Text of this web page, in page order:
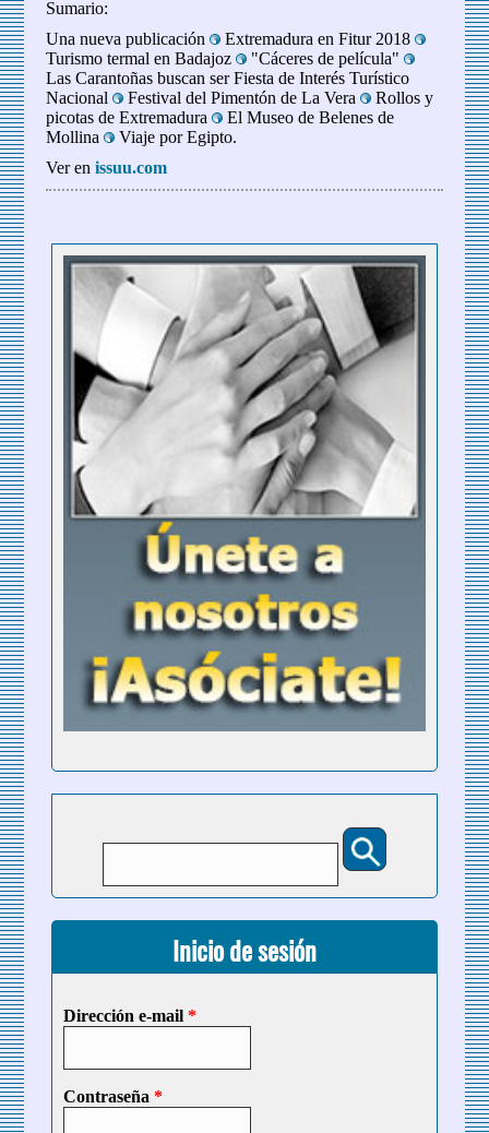
Sumario:
Una nueva publicación
Extremadura en Fitur 2018
Turismo termal en Badajoz
"Cáceres de película"
Las Carantoñas buscan ser Fiesta de Interés Turístico
Nacional
Festival del Pimentón de La Vera
Rollos y
picotas de Extremadura
El Museo de Belenes de
Mollina
Viaje por Egipto.
Ver enissuu.com
Inicio de sesión
Dirección e-mail *
Contraseña *